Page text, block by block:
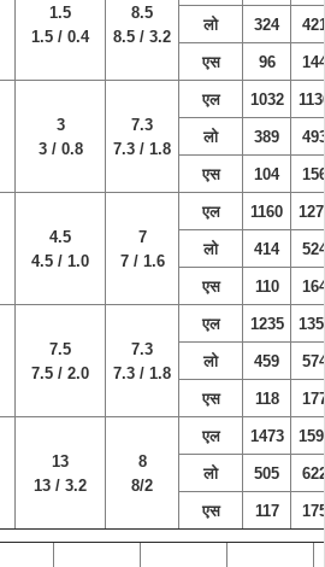
1.5
1.5 / 0.4
8.5
8.5 / 3.2
लो 324
एस 96
3
3 / 0.8
7.3
7.3 / 1.8
एल 1032
लो 389
एस 104
4.5
4.5 / 1.0
7
7 / 1.6
एल 1160
लो 414
एस 110
7.5
7.5 / 2.0
7.3
7.3 / 1.8
एल 1235
लो 459
एस 118
13
13 / 3.2
8
8/2
एल 1473
लो 505
एस 117